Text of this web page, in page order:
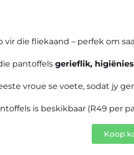
vir die fliekaand – perfek om
pantoffels gerieflik,
vroue se voete, sodat jy
is beskikbaar (R49 per
Koop